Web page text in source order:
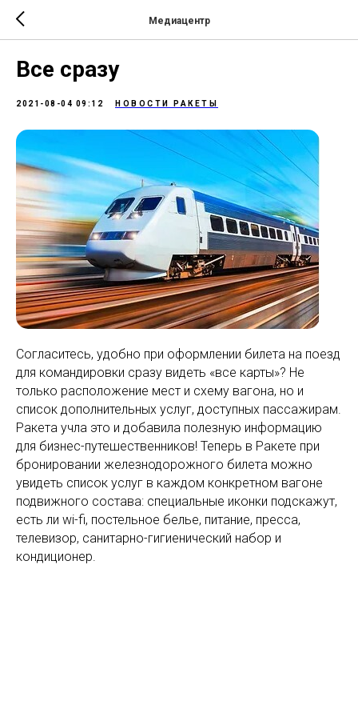
Медиацентр
Все сразу
2021-08-04 09:12 НОВОСТИ РАКЕТЫ
Согласитесь, удобно при оформлении билета на поезд
для командировки сразу видеть «все карты»? Не
только расположение мест и схему вагона, но и
список дополнительных услуг, доступных пассажирам.
Ракета учла это и добавила полезную информацию
для бизнес-путешественников! Теперь в Ракете при
бронировании железнодорожного билета можно
увидеть список услуг в каждом конкретном вагоне
подвижного состава: специальные иконки подскажут,
есть ли wi-fi, постельное белье, питание, пресса,
телевизор, санитарно-гигиенический набор и
кондиционер.